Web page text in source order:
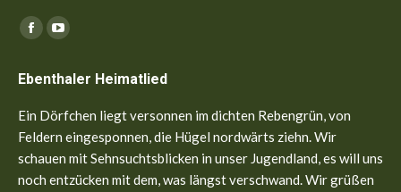
Finden Sie uns auf:
Facebook
opens
in
new
window
YouTube
opens
in
new
window
Ebenthaler Heimatlied
Ein Dörfchen liegt versonnen im dichten Rebengrün, von
Feldern eingesponnen, die Hügel nordwärts ziehn. Wir
schauen mit Sehnsuchtsblicken in unser Jugendland, es will uns
noch entzücken mit dem, was längst verschwand. Wir grüßen